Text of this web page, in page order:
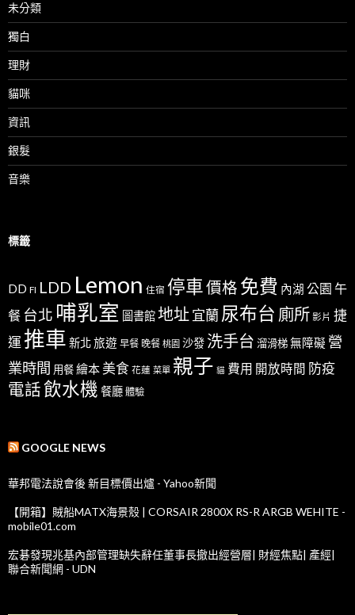
未分類
獨白
理財
貓咪
資訊
銀髮
音樂
標籤
DD FI LDD Lemon 住宿 停車價格 免費 內湖 公園 午
餐 台北 哺乳室 圖書館地址宜蘭尿布台 廁所 影片 捷
運 推車 新北旅遊 早餐 晚餐 桃園 沙發 洗手台 溜滑梯無障礙 營
業時間 用餐繪本 美食 花蓮 菜單 親子 貓 費用 開放時間 防疫
電話飲水機 餐廳 體驗
GOOGLE NEWS
華邦電法說會後 新目標價出爐 - Yahoo新聞
【開箱】賊船MATX海景殼 | CORSAIR 2800X RS-R ARGB WEHITE -
mobile01.com
宏碁發現兆基內部管理缺失辭任董事長撤出經營層| 財經焦點| 產經|
聯合新聞網 - UDN